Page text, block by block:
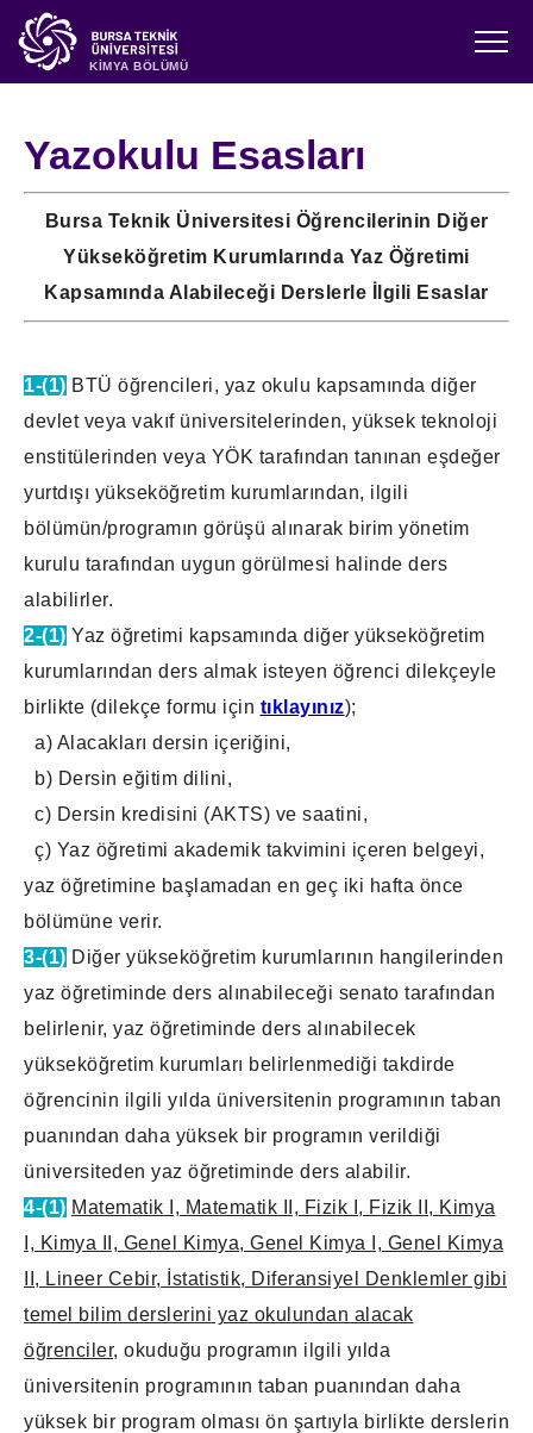
KİMYA BÖLÜMÜ
Yazokulu Esasları
Bursa Teknik Üniversitesi Öğrencilerinin Diğer
Yükseköğretim Kurumlarında Yaz Öğretimi
Kapsamında Alabileceği Derslerle İlgili Esaslar
1-(1) BTÜ öğrencileri, yaz okulu kapsamında diğer
devlet veya vakıf üniversitelerinden, yüksek teknoloji
enstitülerinden veya YÖK tarafından tanınan eşdeğer
yurtdışı yükseköğretim kurumlarından, ilgili
bölümün/programın görüşü alınarak birim yönetim
kurulu tarafından uygun görülmesi halinde ders
alabilirler.
2-(1) Yaz öğretimi kapsamında diğer yükseköğretim
kurumlarından ders almak isteyen öğrenci dilekçeyle
birlikte (dilekçe formu için tıklayınız);
a) Alacakları dersin içeriğini,
b) Dersin eğitim dilini,
c) Dersin kredisini (AKTS) ve saatini,
ç) Yaz öğretimi akademik takvimini içeren belgeyi,
yaz öğretimine başlamadan en geç iki hafta önce
bölümüne verir.
3-(1) Diğer yükseköğretim kurumlarının hangilerinden
yaz öğretiminde ders alınabileceği senato tarafından
belirlenir, yaz öğretiminde ders alınabilecek
yükseköğretim kurumları belirlenmediği takdirde
öğrencinin ilgili yılda üniversitenin programının taban
puanından daha yüksek bir programın verildiği
üniversiteden yaz öğretiminde ders alabilir.
4-(1) Matematik I, Matematik II, Fizik I, Fizik II, Kimya
I, Kimya II, Genel Kimya, Genel Kimya I, Genel Kimya
II, Lineer Cebir, İstatistik, Diferansiyel Denklemler gibi
temel bilim derslerini yaz okulundan alacak
öğrenciler, okuduğu programın ilgili yılda
üniversitenin programının taban puanından daha
yüksek bir program olması ön şartıyla birlikte derslerin